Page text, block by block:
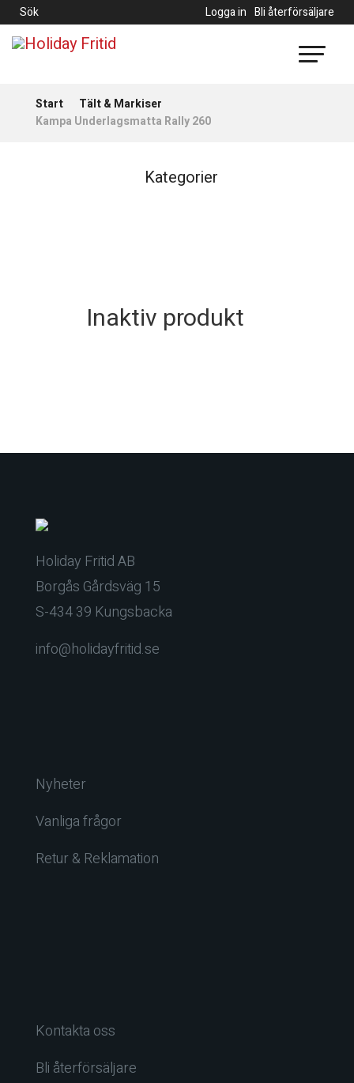
Sök Logga in Bli återförsäljare
Start
Tält & Markiser
Kampa Underlagsmatta Rally 260
Kategorier
Inaktiv produkt
Holiday Fritid AB
Borgås Gårdsväg 15
S-434 39 Kungsbacka
info@holidayfritid.se
Nyheter
Vanliga frågor
Retur & Reklamation
Kontakta oss
Bli återförsäljare